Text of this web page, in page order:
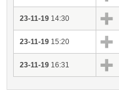
23-11-19 14:30
23-11-19 15:20
23-11-19 16:31